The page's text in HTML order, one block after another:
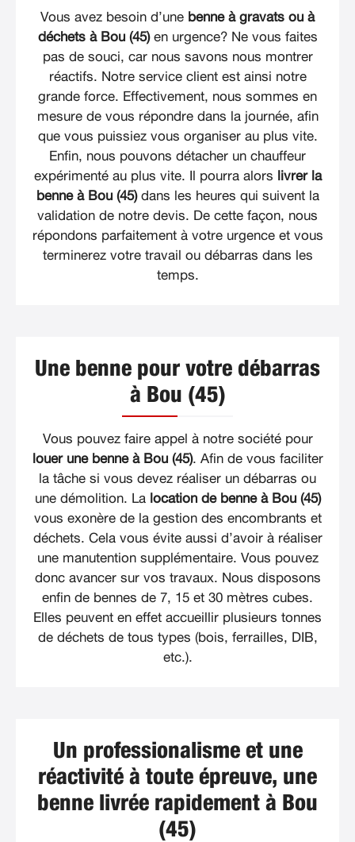
Vous avez besoin d’une benne à gravats ou à
déchets à Bou (45)en urgence? Ne vous faites
pas de souci, car nous savons nous montrer
réactifs. Notre service client est ainsi notre
grande force. Effectivement, nous sommes en
mesure de vous répondre dans la journée, afin
que vous puissiez vous organiser au plus vite.
Enfin, nous pouvons détacher un chauffeur
expérimenté au plus vite. Il pourra alors
livrer la
benne à Bou (45)dans les heures qui suivent la
validation de notre devis. De cette façon, nous
répondons parfaitement à votre urgence et vous
terminerez votre travail ou débarras dans les
temps.
Une benne pour votre débarras
à Bou (45)
Vous pouvez faire appel à notre société pour
louer une benne à Bou (45). Afin de vous faciliter
la tâche si vous devez réaliser un débarras ou
une démolition. La location de benne à Bou (45)
vous exonère de la gestion des encombrants et
déchets. Cela vous évite aussi d’avoir à réaliser
une manutention supplémentaire. Vous pouvez
donc avancer sur vos travaux. Nous disposons
enfin de bennes de 7, 15 et 30 mètres cubes.
Elles peuvent en effet accueillir plusieurs tonnes
de déchets de tous types (bois, ferrailles, DIB,
etc.).
Un professionalisme et une
réactivité à toute épreuve, une
benne livrée rapidement à Bou
(45)